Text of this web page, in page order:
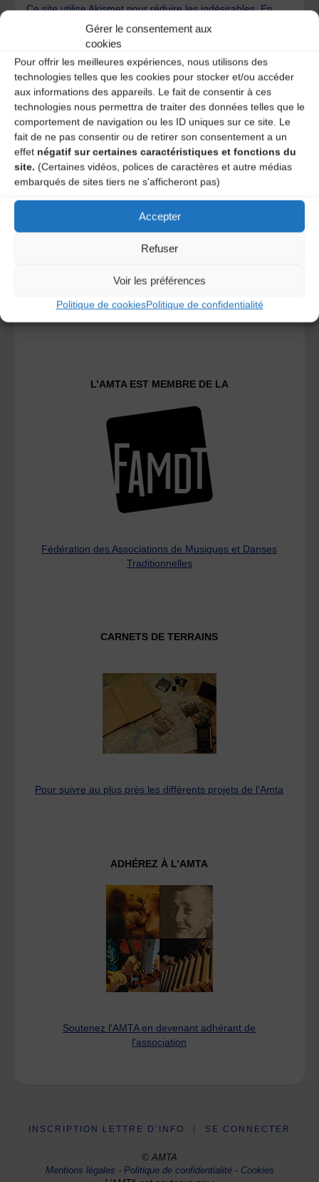
Gérer le consentement aux
cookies
Pour offrir les meilleures expériences, nous utilisons des
technologies telles que les cookies pour stocker et/ou accéder
aux informations des appareils. Le fait de consentir à ces
technologies nous permettra de traiter des données telles que le
comportement de navigation ou les ID uniques sur ce site. Le
fait de ne pas consentir ou de retirer son consentement a un
effet négatif sur certaines caractéristiques et fonctions du
site. (Certaines vidéos, polices de caractères et autre médias
embarqués de sites tiers ne s'afficheront pas)
Accepter
Refuser
Voir les préférences
Politique de cookiesPolitique de confidentialité
Ce site utilise Akismet pour réduire les indésirables.En
savoir plus sur la façon dont les données de vos
commentaires sont traitées
A DECOUVRIR :
Le distributeur des musiques Trad'
L’AMTA EST MEMBRE DE LA
Fédération des Associations de Musiques et Danses
Traditionnelles
CARNETS DE TERRAINS
Pour suivre au plus près les différents projets de l’Amta
ADHÉREZ À L’AMTA
Soutenez l'AMTA en devenant adhérant de
l'association
INSCRIPTION LETTRE D’INFO SE CONNECTER
© AMTA
Mentions légales -Politique de confidentialité- Cookies